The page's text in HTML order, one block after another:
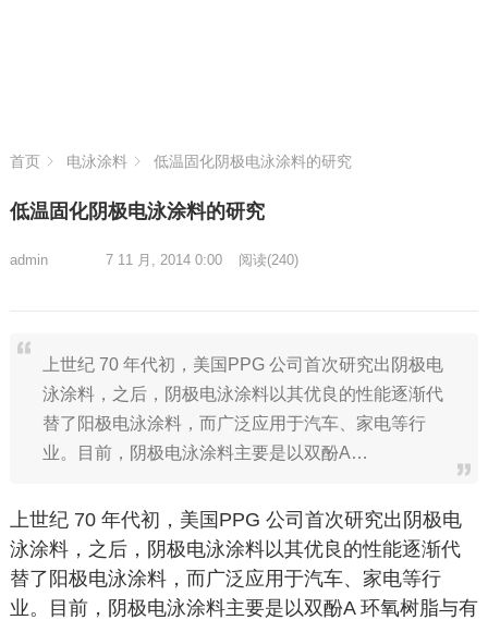
首页 电泳涂料 低温固化阴极电泳涂料的研究
低温固化阴极电泳涂料的研究
admin 7 11 月, 2014 0:00 阅读(240)
上世纪 70 年代初，美国PPG 公司首次研究出阴极电
泳涂料，之后，阴极电泳涂料以其优良的性能逐渐代
替了阳极电泳涂料，而广泛应用于汽车、家电等行
业。目前，阴极电泳涂料主要是以双酚A…
上世纪 70 年代初，美国PPG 公司首次研究出阴极电
泳涂料，之后，阴极电泳涂料以其优良的性能逐渐代
替了阳极电泳涂料，而广泛应用于汽车、家电等行
业。目前，阴极电泳涂料主要是以双酚A 环氧树脂与有